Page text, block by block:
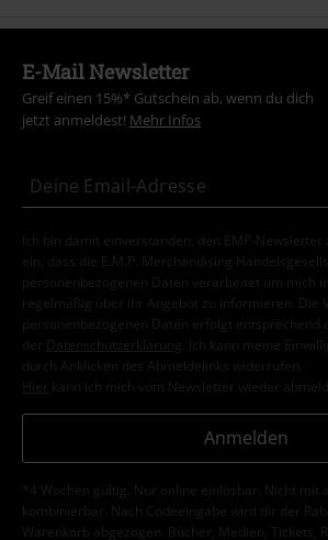
Mehr Kategorien. Mehr Möglichkeiten.
Bekleidung & Accessoires Oberteile
Sale % Bekleidung T-Shirts & Tops T-Shirts
Bekleidung T-Shirts & Tops T-Shirts
Große Größen Männer
E-Mail Newsletter
Greif einen 15%* Gutschein ab, wenn du dich
jetzt anmeldest!Mehr Infos